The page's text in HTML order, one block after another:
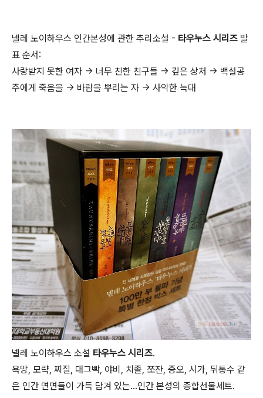
넬레 노이하우스 인간본성에 관한 추리소설 - 타우누스 시리즈 발
표 순서:
사랑받지 못한 여자 → 너무 친한 친구들 → 깊은 상처 → 백설공
주에게 죽음을 → 바람을 뿌리는 자 → 사악한 늑대
넬레 노이하우스 소설 타우누스 시리즈.
욕망, 모략, 찌질, 대그빡, 야비, 치졸, 쪼잔, 증오, 시가, 뒤통수 같
은 인간 면면들이 가득 담겨 있는...인간 본성의 종합선물세트.